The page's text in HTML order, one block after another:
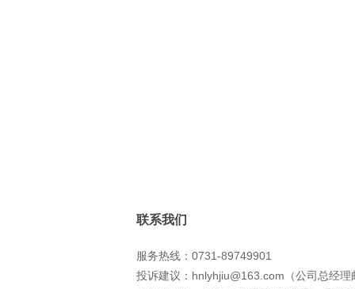
联系我们
服务热线：0731-89749901
投诉建议：hnlyhjiu@163.com（公司总经理